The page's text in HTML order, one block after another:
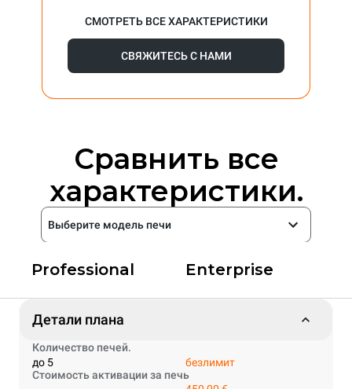
СМОТРЕТЬ ВСЕ ХАРАКТЕРИСТИКИ
СВЯЖИТЕСЬ С НАМИ
Сравнить все
характеристики.
Выберите модель печи
Professional Enterprise
Детали плана
Количество печей.
до 5
безлимит
Стоимость активации за печь